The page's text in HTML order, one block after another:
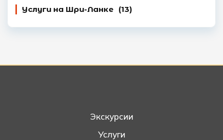
Услуги на Шри-Ланке (13)
Экскурсии
Услуги